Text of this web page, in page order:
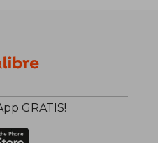
GRATIS!